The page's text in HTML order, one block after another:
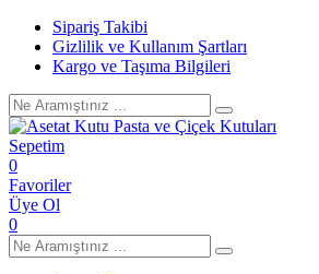
Sipariş Takibi
Gizlilik ve Kullanım Şartları
Kargo ve Taşıma Bilgileri
Sepetim
0
Favoriler
Üye Ol
0